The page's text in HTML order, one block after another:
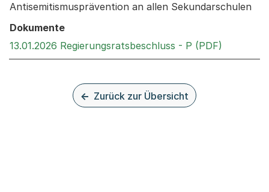
Antisemitismusprävention an allen Sekundarschulen
Dokumente
13.01.2026 Regierungsratsbeschluss - P (PDF)
Zurück zur Übersicht